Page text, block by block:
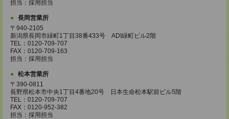
担当：採用担当
長岡営業所
〒940-2105
新潟県長岡市緑町1丁目38番433号 ADI緑町ビル2階
TEL：0120-709-707
FAX：0120-709-163
担当：採用担当
松本営業所
〒390-0811
長野県松本市中央1丁目4番地20号 日本生命松本駅前ビル5階
TEL：0120-709-707
FAX：0120-952-382
担当：採用担当